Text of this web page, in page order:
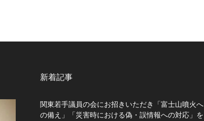
新着記事
関東若手議員の会にお招きいただき「富士山噴火へ
の備え」「災害時における偽・誤情報への対応」を